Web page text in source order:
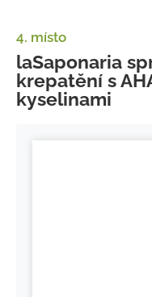
4. místo
laSaponaria
krepatění s
kyselinami